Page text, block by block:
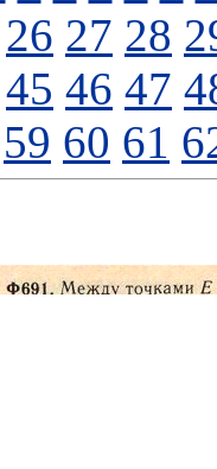
26 27 28
45 46 47
59 60 61